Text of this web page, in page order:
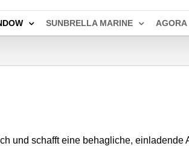
SUNBRELLA MARINE AGORA
und schafft eine behagliche, einladende